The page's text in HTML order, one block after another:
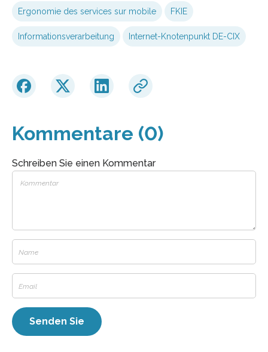
Ergonomie des services sur mobile FKIE
Informationsverarbeitung Internet-Knotenpunkt DE-CIX
Kommentare (0)
Schreiben Sie einen Kommentar